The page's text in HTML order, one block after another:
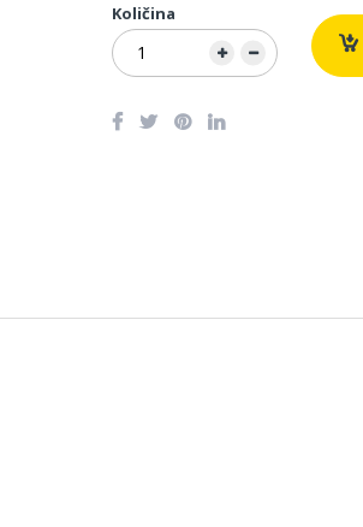
Količina